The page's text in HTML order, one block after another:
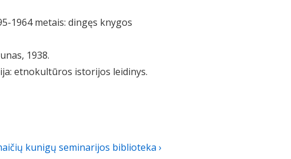
1964 metais: dingęs knygos
1938.
etnokultūros istorijos leidinys.
kunigų seminarijos biblioteka ›